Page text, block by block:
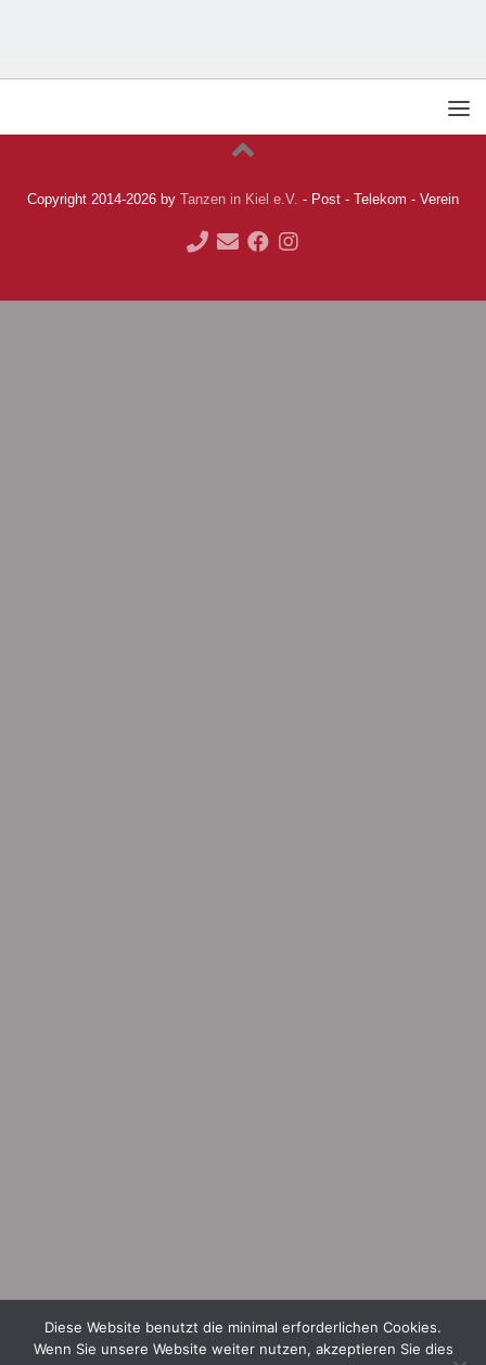
Copyright 2014-2026 by Tanzen in Kiel e.V. - Post - Telekom - Verein
Diese Website benutzt die minimal erforderlichen Cookies.
Wenn Sie unsere Website weiter nutzen, akzeptieren Sie dies